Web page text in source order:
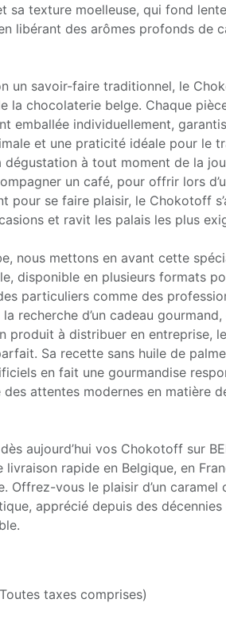
sa texture moelleuse, qui fond
libérant des arômes profonds de
un savoir-faire traditionnel, le
la chocolaterie belge. Chaque
emballée individuellement,
et une praticité idéale pour le
dégustation à tout moment de la
un café, pour offrir lors
pour se faire plaisir, le Chokotoff
et ravit les palais les plus
nous mettons en avant cette
disponible en plusieurs formats
particuliers comme des
recherche d’un cadeau gourmand,
produit à distribuer en entreprise,
Sa recette sans huile de
en fait une gourmandise
des attentes modernes en matière
aujourd’hui vos Chokotoff sur
livraison rapide en Belgique, en
Offrez-vous le plaisir d’un caramel
apprécié depuis des
taxes comprises)